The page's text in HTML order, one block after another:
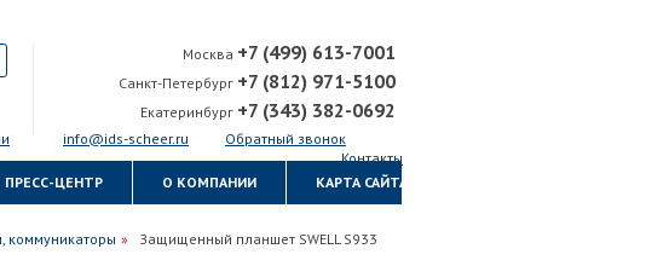
Москва +7 (499) 613-7001
Санкт-Петербург +7 (812) 971-5100
Екатеринбург +7 (343) 382-0692
info@ids-scheer.ru
Обратный звонок
Контакты
ПРЕСС-ЦЕНТР О КОМПАНИИ КАРТА САЙТА
Защищенный планшет SWELL S933